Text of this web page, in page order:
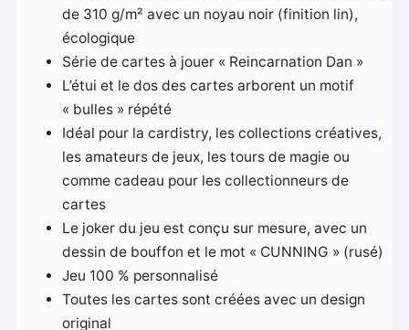
de 310 g/m² avec un noyau noir (finition lin),
écologique
Série de cartes à jouer « Reincarnation Dan »
L’étui et le dos des cartes arborent un motif
« bulles » répété
Idéal pour la cardistry, les collections créatives,
les amateurs de jeux, les tours de magie ou
comme cadeau pour les collectionneurs de
cartes
Le joker du jeu est conçu sur mesure, avec un
dessin de bouffon et le mot « CUNNING » (rusé)
Jeu 100 % personnalisé
Toutes les cartes sont créées avec un design
original